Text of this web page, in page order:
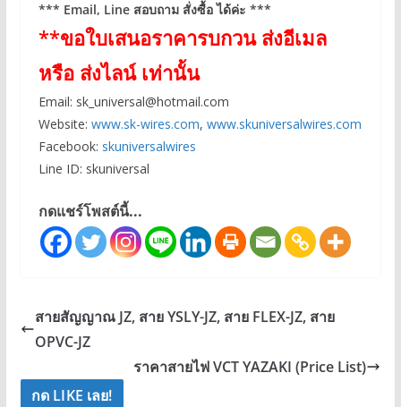
*** Email, Line สอบถาม สั่งซื้อ ได้ค่ะ ***
**ขอใบเสนอราคารบกวน ส่งอีเมล
หรือ ส่งไลน์ เท่านั้น
Email: sk_universal@hotmail.com
Website: www.sk-wires.com, www.skuniversalwires.com
Facebook: skuniversalwires
Line ID: skuniversal
กดแชร์โพสต์นี้...
สายสัญญาณ JZ, สาย YSLY-JZ, สาย FLEX-JZ, สาย
OPVC-JZ
ราคาสายไฟ VCT YAZAKI (Price List)
กด LIKE เลย!